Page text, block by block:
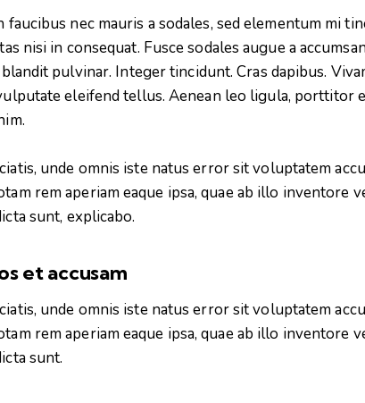
faucibus nec mauris a sodales, sed elementum mi
nisi in consequat. Fusce sodales augue a
pulvinar. Integer tincidunt. Cras dapibus.
eleifend tellus. Aenean leo ligula, porttitor
unde omnis iste natus error sit voluptatem
rem aperiam eaque ipsa, quae ab illo inventore
sunt, explicabo.
et accusam
unde omnis iste natus error sit voluptatem
rem aperiam eaque ipsa, quae ab illo inventore
sunt.